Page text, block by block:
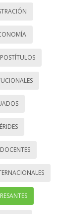
POSTÍTULOS
DOCENTES